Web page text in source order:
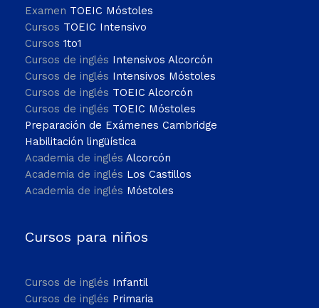
Examen TOEIC Móstoles
Cursos TOEIC Intensivo
Cursos 1to1
Cursos de inglés Intensivos Alcorcón
Cursos de inglés Intensivos Móstoles
Cursos de inglés TOEIC Alcorcón
Cursos de inglés TOEIC Móstoles
Preparación de Exámenes Cambridge
Habilitación lingüística
Academia de inglés Alcorcón
Academia de inglés Los Castillos
Academia de inglés Móstoles
Cursos para niños
Cursos de inglés Infantil
Cursos de inglés Primaria